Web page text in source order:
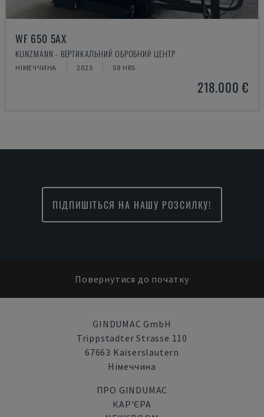
WF 650 5AX
KUNZMANN - ВЕРТИКАЛЬНИЙ ОБРОБНИЙ ЦЕНТР
НІМЕЧЧИНА 2025 58 HRS
218.000 €
ПІДПИШІТЬСЯ НА НАШУ РОЗСИЛКУ!
Повернутися до початку
GINDUMAC GmbH
Trippstadter Strasse 110
67663 Kaiserslautern
Німеччина
ПРО GINDUMAC
КАР'ЄРА